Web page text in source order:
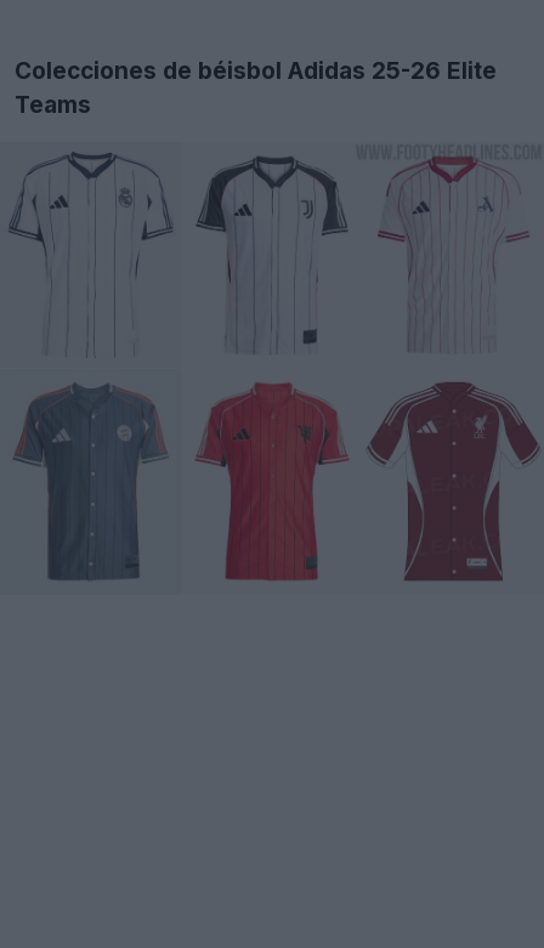
Colecciones de béisbol Adidas 25-26 Elite
Teams